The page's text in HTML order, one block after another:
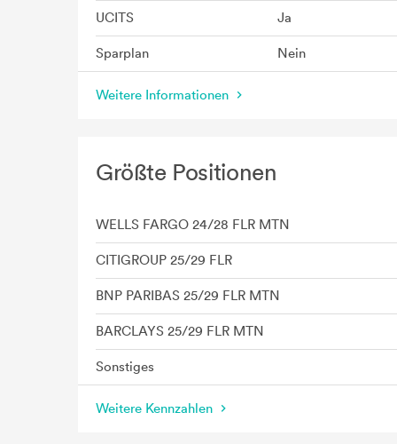
UCITS Ja
Sparplan Nein
Weitere Informationen
Größte Positionen
WELLS FARGO 24/28 FLR MTN
CITIGROUP 25/29 FLR
BNP PARIBAS 25/29 FLR MTN
BARCLAYS 25/29 FLR MTN
Sonstiges
Weitere Kennzahlen